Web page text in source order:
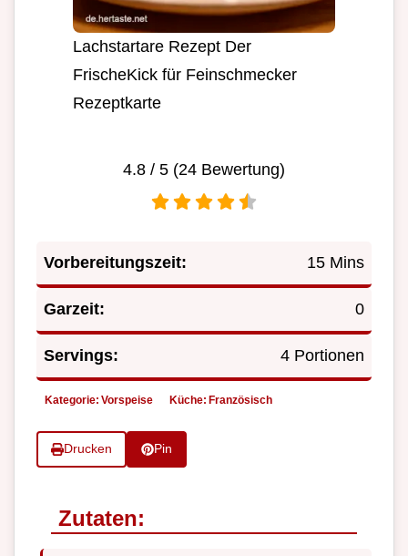
Lachstartare Rezept Der
FrischeKick für Feinschmecker
Rezeptkarte
4.8 / 5 (24 Bewertung)
Vorbereitungszeit: 15 Mins
Garzeit: 0
Servings: 4 Portionen
Kategorie: Vorspeise Küche: Französisch
Drucken Pin
Zutaten: